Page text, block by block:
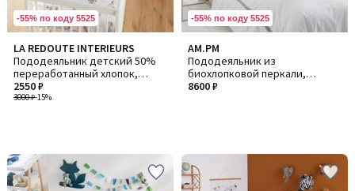
-55% по коду 5525
LA REDOUTE INTERIEURS
Пододеяльник детский 50%
переработанный хлопок,
Phineas / Финеас
3000 ₽-15%
2550 ₽
-55% по коду 5525
AM.PM
Пододеяльник из
биохлопковой перкали,
Othoza / Отоза
8600 ₽